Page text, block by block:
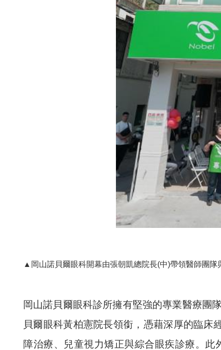
▲岡山諾貝爾眼科開幕由張朝凱總院長(中)帶領醫師團隊
岡山諾貝爾眼科診所擁有堅強的專業醫療團
貝爾眼科黃柏憲院長領銜，憑藉深厚的臨
障治療、兒童視力矯正與綜合眼疾診療。